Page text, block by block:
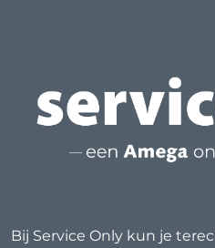
Bij Service Only kun je